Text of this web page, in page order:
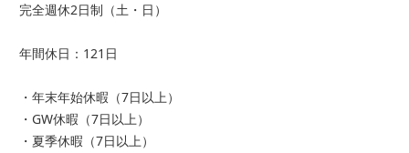
完全週休2日制（土・日）
年間休日：121日
・年末年始休暇（7日以上）
・GW休暇（7日以上）
・夏季休暇（7日以上）